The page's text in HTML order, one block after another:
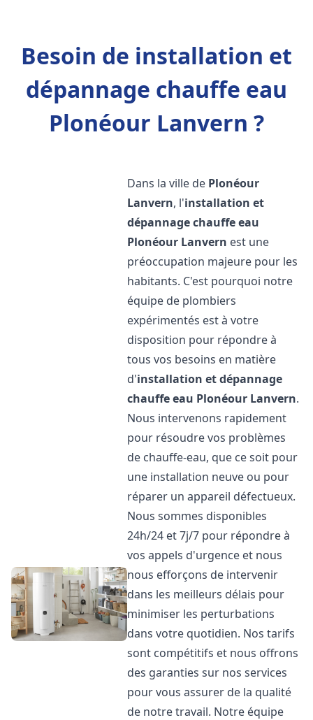
Besoin de installation et
dépannage chauffe eau
Plonéour Lanvern ?
Dans la ville de Plonéour
Lanvern, l'installation et
dépannage chauffe eau
Plonéour Lanvern est une
préoccupation majeure pour les
habitants. C'est pourquoi notre
équipe de plombiers
expérimentés est à votre
disposition pour répondre à
tous vos besoins en matière
d'installation et dépannage
chauffe eau Plonéour Lanvern.
Nous intervenons rapidement
pour résoudre vos problèmes
de chauffe-eau, que ce soit pour
une installation neuve ou pour
réparer un appareil défectueux.
Nous sommes disponibles
24h/24 et 7j/7 pour répondre à
vos appels d'urgence et nous
nous efforçons de intervenir
dans les meilleurs délais pour
minimiser les perturbations
dans votre quotidien. Nos tarifs
sont compétitifs et nous offrons
des garanties sur nos services
pour vous assurer de la qualité
de notre travail. Notre équipe